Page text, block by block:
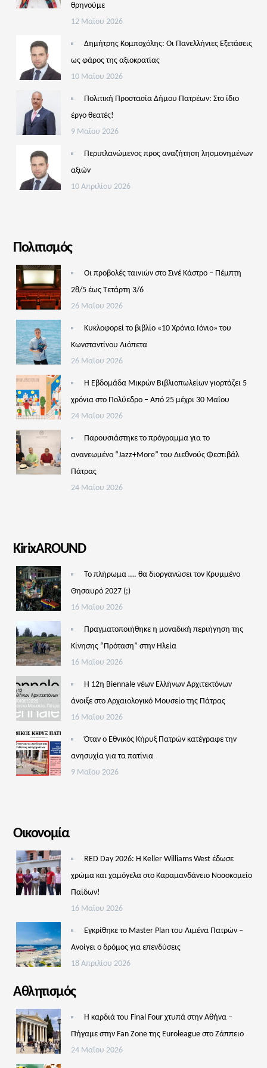
θρηνούμε
12 Μαΐου 2026
Δημήτρης Κομποχόλης: Οι Πανελλήνιες Εξετάσεις
ως φάρος της αξιοκρατίας
10 Μαΐου 2026
Πολιτική Προστασία Δήμου Πατρέων: Στο ίδιο
έργο θεατές!
9 Μαΐου 2026
Περιπλανώμενος προς αναζήτηση λησμονημένων
αξιών
10 Απριλίου 2026
Πολιτισμός
Οι προβολές ταινιών στο Σινέ Κάστρο – Πέμπτη
28/5 έως Τετάρτη 3/6
26 Μαΐου 2026
Κυκλοφορεί το βιβλίο «10 Χρόνια Ιόνιο» του
Κωνσταντίνου Λιόπετα
26 Μαΐου 2026
Η Εβδομάδα Μικρών Βιβλιοπωλείων γιορτάζει 5
χρόνια στο Πολύεδρο – Από 25 μέχρι 30 Μαΐου
24 Μαΐου 2026
Παρουσιάστηκε το πρόγραμμα για το
ανανεωμένο “Jazz+More” του Διεθνούς Φεστιβάλ
Πάτρας
24 Μαΐου 2026
KirixAROUND
Το πλήρωμα …. θα διοργανώσει τον Κρυμμένο
Θησαυρό 2027 (;)
16 Μαΐου 2026
Πραγματοποιήθηκε η μοναδική περιήγηση της
Κίνησης “Πρόταση” στην Ηλεία
16 Μαΐου 2026
Η 12η Biennale νέων Ελλήνων Αρχιτεκτόνων
άνοιξε στο Αρχαιολογικό Μουσείο της Πάτρας
16 Μαΐου 2026
Όταν ο Εθνικός Κήρυξ Πατρών κατέγραφε την
ανησυχία για τα πατίνια
9 Μαΐου 2026
Οικονομία
RED Day 2026: Η Keller Williams West έδωσε
χρώμα και χαμόγελα στο Καραμανδάνειο Νοσοκομείο
Παίδων!
16 Μαΐου 2026
Εγκρίθηκε το Master Plan του Λιμένα Πατρών –
Aνοίγει ο δρόμος για επενδύσεις
18 Απριλίου 2026
Αθλητισμός
Η καρδιά του Final Four χτυπά στην Αθήνα –
Πήγαμε στην Fan Zone της Euroleague στο Ζάππειο
24 Μαΐου 2026